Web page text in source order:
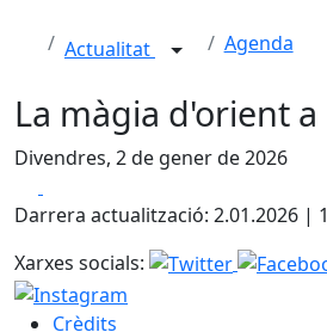
Actualitat Agenda
La màgia d'orient
Divendres, 2 de gener de 2026
Darrera actualització: 2.01.2026 |
Xarxes socials:
Crèdits